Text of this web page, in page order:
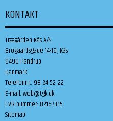
KONTAKT
Trægården Kås A/S
Brogaardsgade 14-19, Kås
9490 Pandrup
Danmark
Telefonnr.: 98 24 52 22
E-mail:web@tgk.dk
CVR-nummer: 82167315
Sitemap